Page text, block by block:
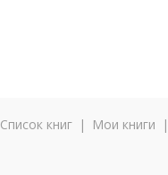
Список книг | Мои книги |